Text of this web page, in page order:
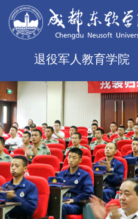
退役军人教育学院